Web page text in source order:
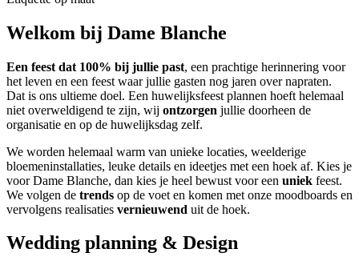
Welkom bij Dame Blanche
Een feest dat 100% bij jullie past, een prachtige herinnering voor
het leven en een feest waar jullie gasten nog jaren over napraten.
Dat is ons ultieme doel. Een huwelijksfeest plannen hoeft helemaal
niet overweldigend te zijn, wij ontzorgen jullie doorheen de
organisatie en op de huwelijksdag zelf.
We worden helemaal warm van unieke locaties, weelderige
bloemeninstallaties, leuke details en ideetjes met een hoek af. Kies je
voor Dame Blanche, dan kies je heel bewust voor een uniek feest.
We volgen de trends op de voet en komen met onze moodboards en
vervolgens realisaties vernieuwend uit de hoek.
Wedding planning & Design